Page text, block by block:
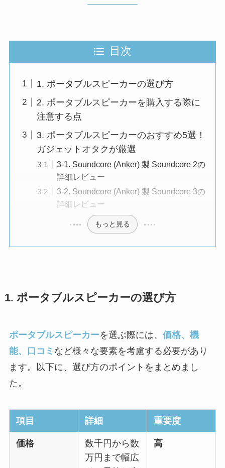
目次
1. ポータブルスピーカーの選び方
2. ポータブルスピーカーを購入する際に
注意する点
3. ポータブルスピーカーのおすすめ5選！
ガジェットオタクが厳選
3-1. Soundcore (Anker) 製 Soundcore 2の
詳細レビュー
3-2. Soundcore (Anker) 製 Soundcore 3の
詳細レビュー
もっと見る
1. ポータブルスピーカーの選び方
ポータブルスピーカーを選ぶ際には、 価格、機
能、口コミ など様々な要素を考慮する必要があり
ます。以下に、選び方のポイントをまとめまし
た。
項目 詳細 重要度
価格
数千円から数
万円まで幅広
高